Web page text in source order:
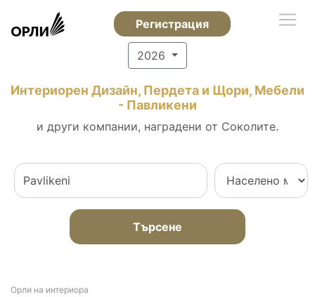
Регистрация
2026
Интериорен Дизайн, Пердета и Щори, Мебели
- Павликени
и други компании, наградени от Соколите.
Търсене
Орли на интериора